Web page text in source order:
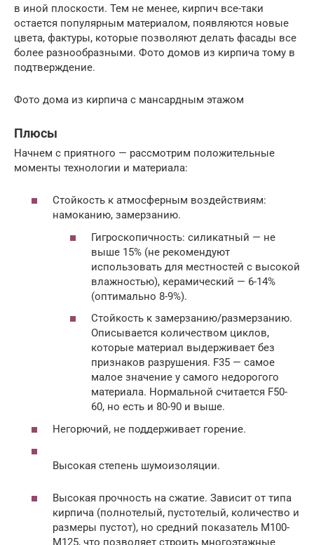
в иной плоскости. Тем не менее, кирпич все-таки
остается популярным материалом, появляются новые
цвета, фактуры, которые позволяют делать фасады все
более разнообразными. Фото домов из кирпича тому в
подтверждение.
Фото дома из кирпича с мансардным этажом
Плюсы
Начнем с приятного — рассмотрим положительные
моменты технологии и материала:
Стойкость к атмосферным воздействиям:
намоканию, замерзанию.
Гигроскопичность: силикатный — не
выше 15% (не рекомендуют
использовать для местностей с высокой
влажностью), керамический — 6-14%
(оптимально 8-9%).
Стойкость к замерзанию/размерзанию.
Описывается количеством циклов,
которые материал выдерживает без
признаков разрушения. F35 — самое
малое значение у самого недорогого
материала. Нормальной считается F50-
60, но есть и 80-90 и выше.
Негорючий, не поддерживает горение.
Высокая степень шумоизоляции.
Высокая прочность на сжатие. Зависит от типа
кирпича (полнотелый, пустотелый, количество и
размеры пустот), но средний показатель М100-
М125, что позволяет строить многоэтажные